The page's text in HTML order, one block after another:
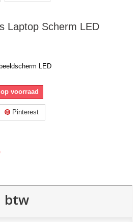
Laptop Scherm LED
LED
voorraad
Pinterest
btw